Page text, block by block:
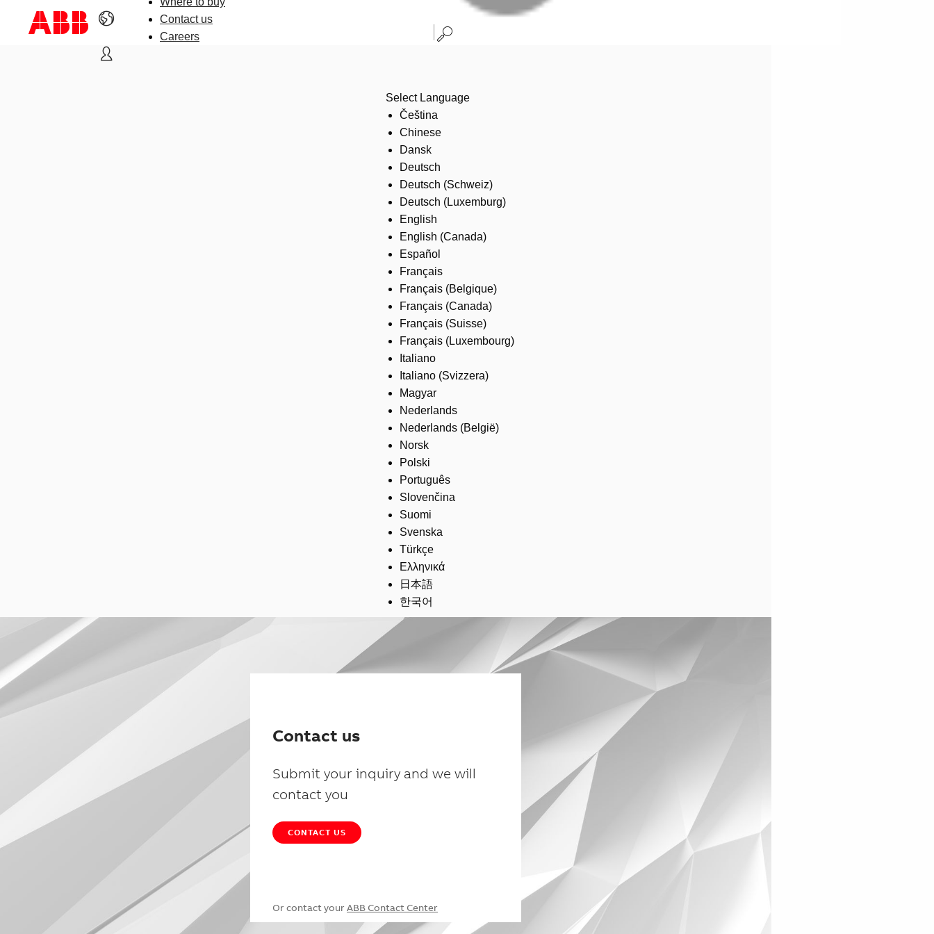
Contact us
Careers
Select Language
Čeština
Chinese
Dansk
Deutsch
Deutsch (Schweiz)
Deutsch (Luxemburg)
English
English (Canada)
Español
Français
Français (Belgique)
Français (Canada)
Français (Suisse)
Français (Luxembourg)
Italiano
Italiano (Svizzera)
Magyar
Nederlands
Nederlands (België)
Norsk
Polski
Português
Slovenčina
Suomi
Svenska
Türkçe
Ελληνικά
日本語
한국어
Contact us
Submit your inquiry and we will
contact you
CONTACT US
Or contact your ABB Contact Center